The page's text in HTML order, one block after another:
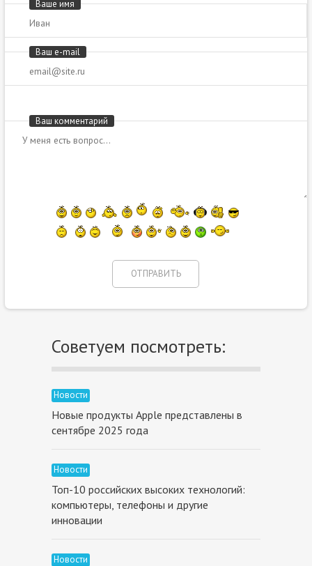
Ваше имя
Ваш e-mail
Ваш комментарий
Советуем посмотреть:
Новости
Новые продукты Apple представлены в
сентябре 2025 года
Новости
Топ-10 российских высоких технологий:
компьютеры, телефоны и другие
инновации
Новости